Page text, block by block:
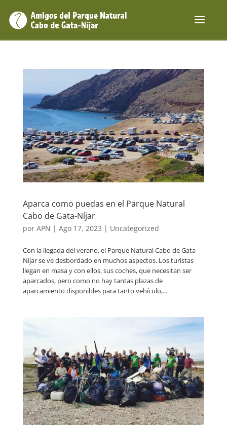
Aparca como puedas en el Parque Natural
Cabo de Gata-Níjar
por APN | Ago 17, 2023 | Uncategorized
Con la llegada del verano, el Parque Natural Cabo de Gata-
Níjar se ve desbordado en muchos aspectos. Los turistas
llegan en masa y con ellos, sus coches, que necesitan ser
aparcados, pero como no hay tantas plazas de
aparcamiento disponibles para tanto vehículo,...